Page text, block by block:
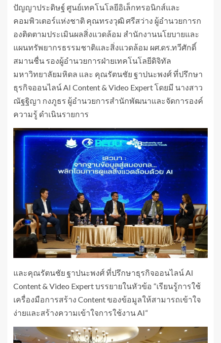
ปัญญาประดิษฐ์ ศูนย์เทคโนโลยีอิเล็กทรอนิกส์และ
คอมพิวเตอร์แห่งชาติ คุณทรงวุฒิ ศรีสว่าง ผู้อำนวยการก
องติดตามประเมินผลสิ่งแวดล้อม สำนักงานนโยบายและ
แผนทรัพยากรธรรมชาติและสิ่งแวดล้อม ผศ.ดร.ทวีศักดิ์
สมานชื่น รองผู้อำนวยการฝ่ายเทคโนโลยีดิจิทัล
มหาวิทยาลัยมหิดล และ คุณรัตนชัย ฐาปนะพงศ์ ที่ปรึกษา
ธุรกิจออนไลน์ AI Content & Video Expert โดยมี นางสาว
ณัฐฐิญา กงภูธร ผู้อำนวยการสำนักพัฒนาและจัดการองค์
ความรู้ ดำเนินรายการ
และคุณรัตนชัย ฐาปนะพงศ์ ที่ปรึกษาธุรกิจออนไลน์ Al
Content & Video Expert บรรยายในหัวข้อ “เรียนรู้การใช้
เครื่องมือการสร้าง Content ของข้อมูลให้สามารถเข้าใจ
ง่ายและสร้างความเข้าใจการใช้งาน AI“